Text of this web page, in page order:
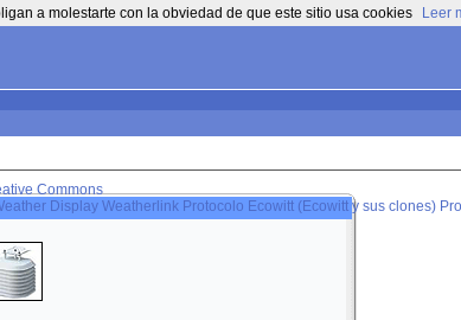
Commons
Display Weatherlink Protocolo Ecowitt (Ecowitt y sus clones)
a molestarte con la obviedad de que este sitio usa cookies Leer